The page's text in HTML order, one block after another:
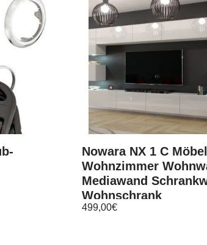
Nowara NX 1 C
Wohnzimmer
Mediawand
Wohnschrank
499,00€